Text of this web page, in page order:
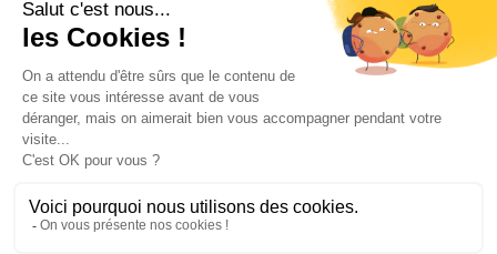
Conditions générales de vente
Politique de confidentialité
Plan du site
Mentions légales